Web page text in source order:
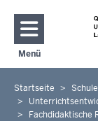
Menü
Navigation
Sie
befinden
Startseite
Fachdidaktische